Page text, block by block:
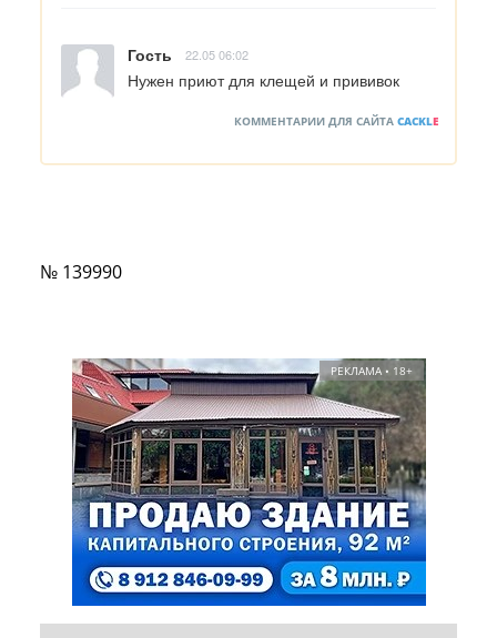
Гость 22.05 06:02
Нужен приют для клещей и прививок
КОММЕНТАРИИ ДЛЯ САЙТА CACKLE
№ 139990
РЕКЛАМА • 18+